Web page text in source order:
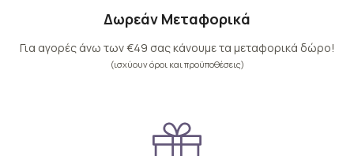
Δωρεάν Μεταφορικά
Για αγορές άνω των €49 σας κάνουμε τα μεταφορικά δώρο!
(ισχύουν όροι και προϋποθέσεις)